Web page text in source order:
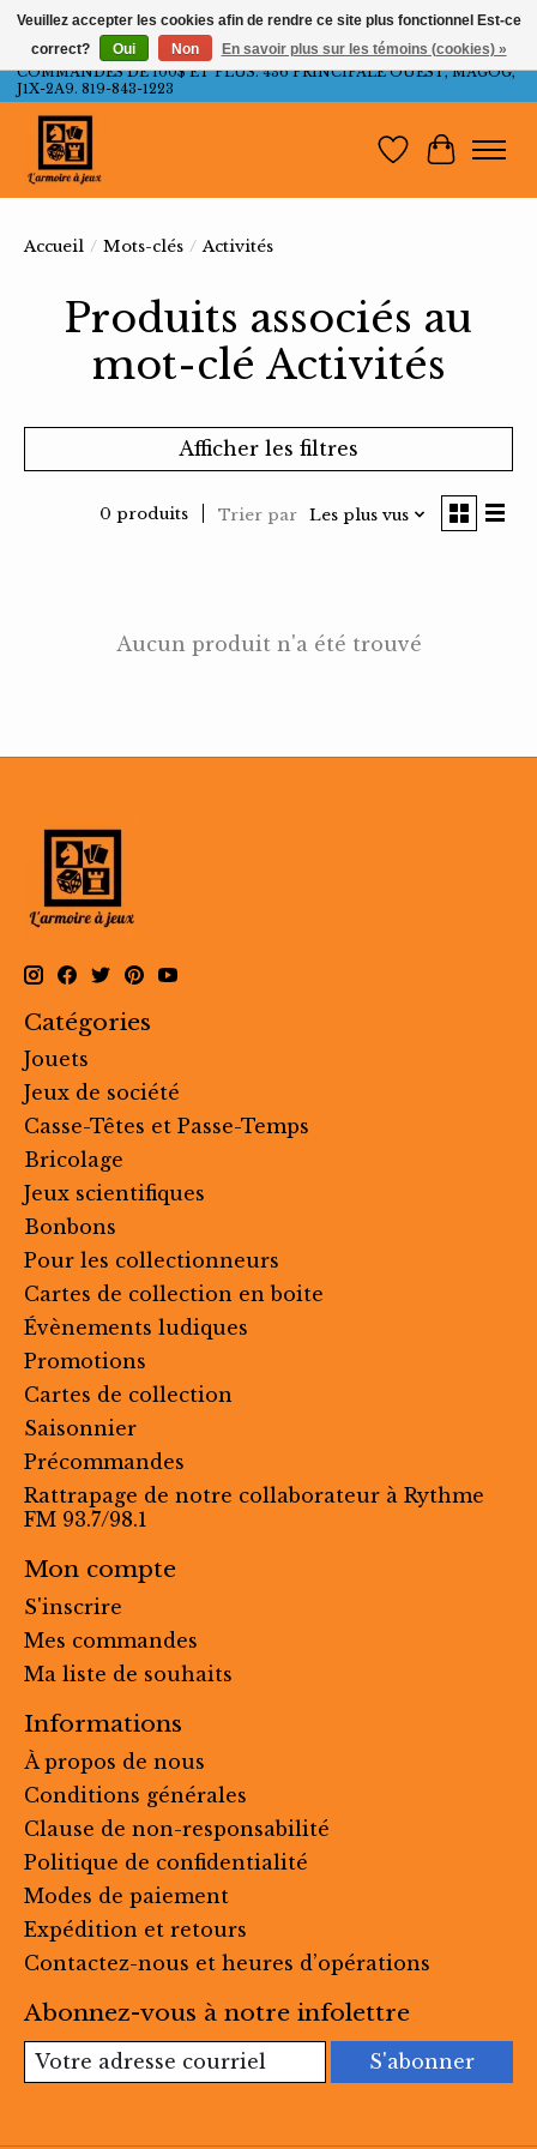
LIVRAISON GRATUITE AU QUÉBEC ET ONTARIO POUR LES
COMMANDES DE 100$ ET PLUS. 436 PRINCIPALE OUEST, MAGOG,
J1X-2A9. 819-843-1223
Liste dePanier
Accueil / Mots-clés / Activités
Produits associés au
mot-clé Activités
Afficher les filtres
0 produits Trier par Les plus vus
Aucun produit n'a été trouvé
Catégories
Jouets
Jeux de société
Casse-Têtes et Passe-Temps
Bricolage
Jeux scientifiques
Bonbons
Pour les collectionneurs
Cartes de collection en boite
Évènements ludiques
Promotions
Cartes de collection
Saisonnier
Précommandes
Rattrapage de notre collaborateur à Rythme
FM 93.7/98.1
Mon compte
S'inscrire
Mes commandes
Ma liste de souhaits
Informations
À propos de nous
Conditions générales
Clause de non-responsabilité
Politique de confidentialité
Modes de paiement
Expédition et retours
Contactez-nous et heures d’opérations
Abonnez-vous à notre infolettre
S'abonner
Veuillez accepter les cookies afin de rendre ce site plus fonctionnel Est-ce
correct?
Oui Non En savoir plus sur les témoins (cookies) »